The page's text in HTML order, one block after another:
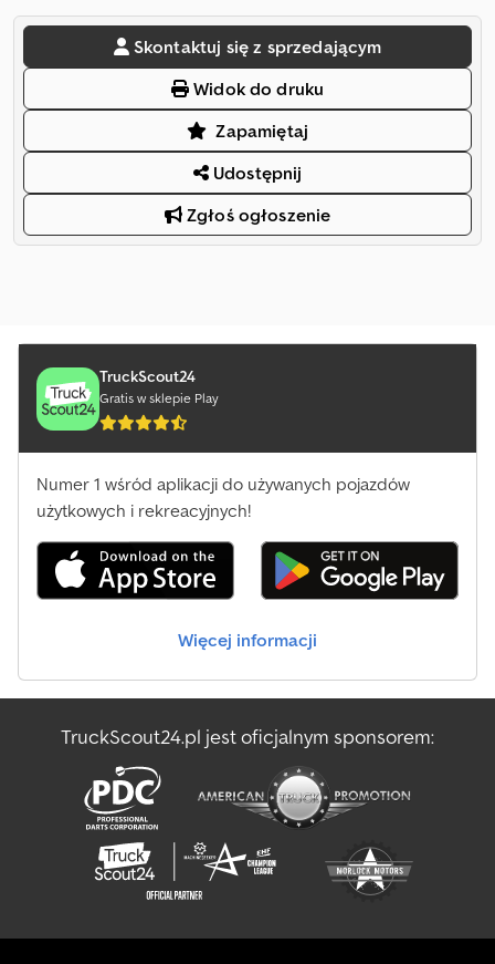
Skontaktuj się z sprzedającym
Widok do druku
Zapamiętaj
Udostępnij
Zgłoś ogłoszenie
TruckScout24
Gratis w sklepie Play
Numer 1 wśród aplikacji do używanych pojazdów
użytkowych i rekreacyjnych!
Więcej informacji
TruckScout24.pl jest oficjalnym sponsorem: